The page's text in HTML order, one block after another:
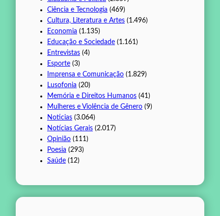
Ciência e Tecnologia (469)
Cultura, Literatura e Artes (1.496)
Economia (1.135)
Educação e Sociedade (1.161)
Entrevistas (4)
Esporte (3)
Imprensa e Comunicação (1.829)
Lusofonia (20)
Memória e Direitos Humanos (41)
Mulheres e Violência de Gênero (9)
Noticias (3.064)
Notícias Gerais (2.017)
Opinião (111)
Poesia (293)
Saúde (12)